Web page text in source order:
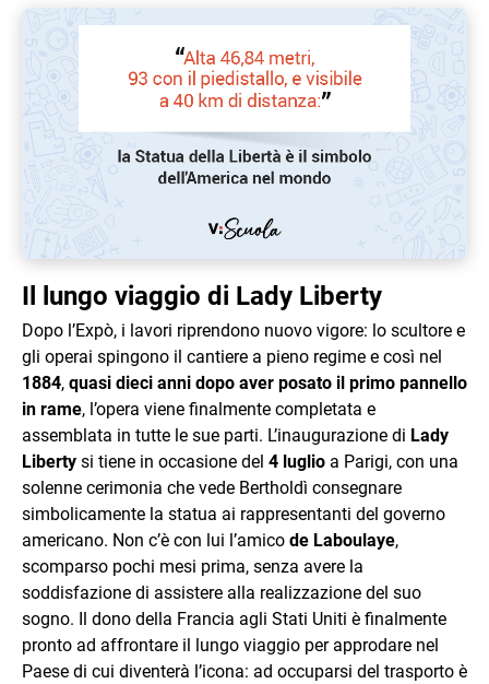
Il lungo viaggio di Lady Liberty
Dopo l’Expò, i lavori riprendono nuovo vigore: lo scultore e
gli operai spingono il cantiere a pieno regime e così nel
1884, quasi dieci anni dopo aver posato il primo pannello
in rame, l’opera viene finalmente completata e
assemblata in tutte le sue parti. L’inaugurazione di Lady
Liberty si tiene in occasione del 4 luglio a Parigi, con una
solenne cerimonia che vede Bertholdì consegnare
simbolicamente la statua ai rappresentanti del governo
americano. Non c’è con lui l’amico de Laboulaye,
scomparso pochi mesi prima, senza avere la
soddisfazione di assistere alla realizzazione del suo
sogno. Il dono della Francia agli Stati Uniti è finalmente
pronto ad affrontare il lungo viaggio per approdare nel
Paese di cui diventerà l’icona: ad occuparsi del trasporto è